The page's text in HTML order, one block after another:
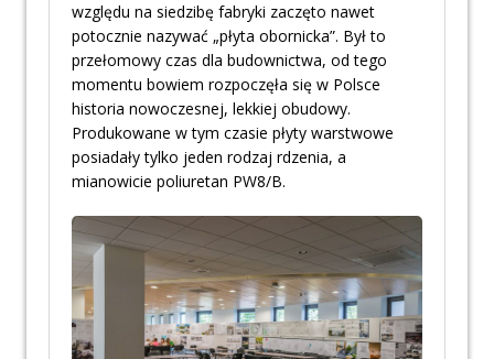
względu na siedzibę fabryki zaczęto nawet
potocznie nazywać „płyta obornicka”. Był to
przełomowy czas dla budownictwa, od tego
momentu bowiem rozpoczęła się w Polsce
historia nowoczesnej, lekkiej obudowy.
Produkowane w tym czasie płyty warstwowe
posiadały tylko jeden rodzaj rdzenia, a
mianowicie poliuretan PW8/B.